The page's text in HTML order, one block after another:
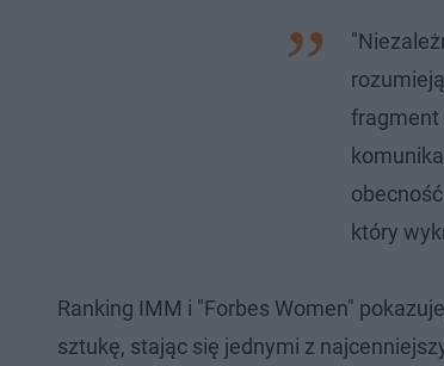
fragment
który
Ranking IMM i "Forbes Women"
sztukę, stając się jednymi z